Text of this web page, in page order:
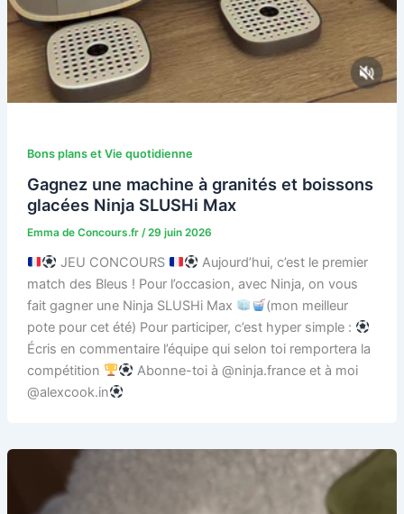
Bons plans et Vie quotidienne
Gagnez une machine à granités et boissons
glacées Ninja SLUSHi Max
Emma de Concours.fr /29 juin 2026
JEU CONCOURS
Aujourd’hui, c’est le premier
match des Bleus ! Pour l’occasion, avec Ninja, on vous
fait gagner une Ninja SLUSHi Max
(mon meilleur
pote pour cet été) Pour participer, c’est hyper simple :
Écris en commentaire l’équipe qui selon toi remportera la
compétition
Abonne-toi à @ninja.france et à moi
@alexcook.in